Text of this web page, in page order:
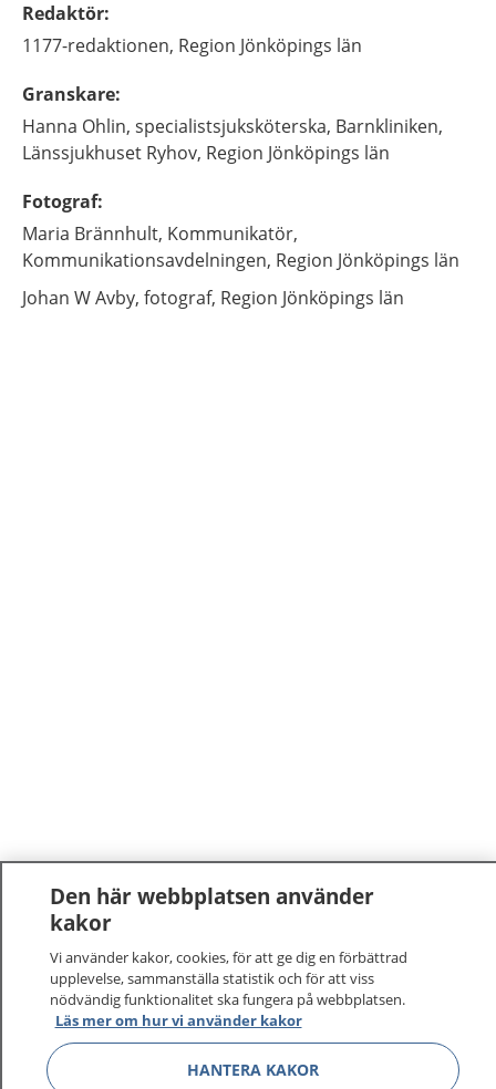
Redaktör:
1177-redaktionen, Region Jönköpings län
Granskare:
Hanna Ohlin, specialistsjuksköterska, Barnkliniken,
Länssjukhuset Ryhov, Region Jönköpings län
Fotograf:
Maria Brännhult, Kommunikatör,
Kommunikationsavdelningen, Region Jönköpings län
Johan W Avby, fotograf, Region Jönköpings län
1177–tryggt om din hälsa och vård
På 1177.se får du råd om hälsa och information om
Den här webbplatsen använder
kakor
Vi använder kakor, cookies, för att ge dig en förbättrad
upplevelse, sammanställa statistik och för att viss
nödvändig funktionalitet ska fungera på webbplatsen.
Läs mer om hur vi använder kakor
HANTERA KAKOR